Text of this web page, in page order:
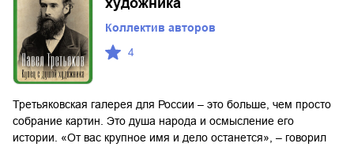
художника
Коллектив авторов
4
Третьяковская галерея для России – это больше, чем просто
собрание картин. Это душа народа и осмысление его
истории. «От вас крупное имя и дело останется», – говорил